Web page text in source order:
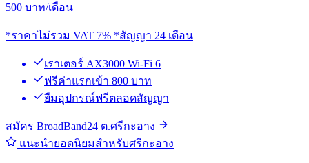
500 บาท/เดือน
*ราคาไม่รวม VAT 7% *สัญญา 24 เดือน
เราเตอร์ AX3000 Wi-Fi 6
ฟรีค่าแรกเข้า 800 บาท
ยืมอุปกรณ์ฟรีตลอดสัญญา
สมัคร BroadBand24 ต.ศรีกะอาง
แนะนำยอดนิยมสำหรับศรีกะอาง